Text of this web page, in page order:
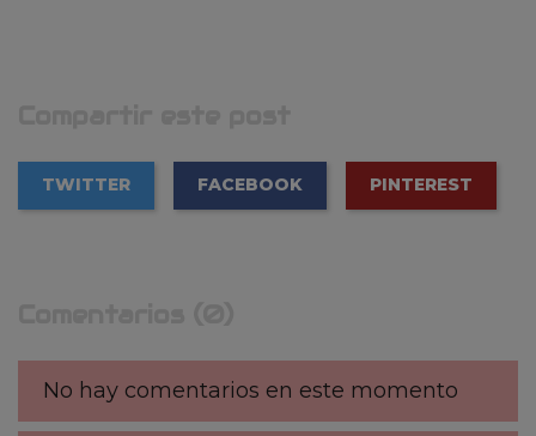
TWITTER FACEBOOK PINTEREST
No hay comentarios en este momento